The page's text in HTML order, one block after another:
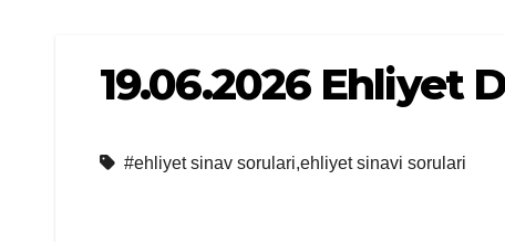
19.06.2026 Ehliyet
#ehliyet sinav sorulari,ehliyet sinavi sorulari